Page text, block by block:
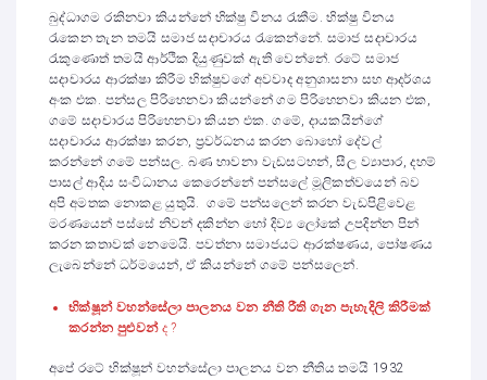
බුද්ධාගම රකිනවා කියන්නේ භික්ෂු විනය රැකීම. භික්ෂු විනය
රැකෙන තැන තමයි සමාජ සදාචාරය රැකෙන්නේ. සමාජ සදාචාරය
රැකුණොත් තමයි ආර්ථික දියුණුවක් ඇති වෙන්නේ. රටේ සමාජ
සදාචාරය ආරක්ෂා කිරීම භික්ෂුවගේ අවවාද අනුශාසනා සහ ආදර්ශය
අංක එක. පන්සල පිරිහෙනවා කියන්නේ ගම පිරිහෙනවා කියන එක,
ගමේ සදාචාරය පිරිහෙනවා කියන එක. ගමේ, දායකයින්ගේ
සදාචාරය ආරක්ෂා කරන, ප්‍රවර්ධනය කරන බොහෝ දේවල්
කරන්නේ ගමේ පන්සල. බණ භාවනා වැඩසටහන්, සීල ව්‍යාපාර, දහම්
පාසල් ආදිය සංවිධානය කෙරෙන්නේ පන්සලේ මූලිකත්වයෙන් බව
අපි අමතක නොකළ යුතුයි. ගමේ පන්සලෙන් කරන වැඩපිළිවෙළ
මරණයෙන් පස්සේ නිවන් දකින්න හෝ දිව්‍ය ලෝකේ උපදින්න පින්
කරන කතාවක් නෙමෙයි. පවත්නා සමාජයට ආරක්ෂණය, පෝෂණය
ලැබෙන්නේ ධර්මයෙන්, ඒ කියන්නේ ගමේ පන්සලෙන්.
භික්ෂූන් වහන්සේලා පාලනය වන නීති රීති ගැන පැහැදිලි කිරීමක්
කරන්න පුළුවන්ද ?
අපේ රටේ භික්ෂූන් වහන්සේලා පාලනය වන නීතිය තමයි 1932